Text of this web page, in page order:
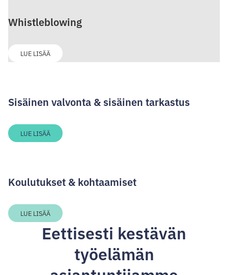
Whistleblowing
LUE LISÄÄ
Sisäinen valvonta & sisäinen tarkastus
LUE LISÄÄ
Koulutukset & kohtaamiset
LUE LISÄÄ
Eettisesti kestävän
työelämän